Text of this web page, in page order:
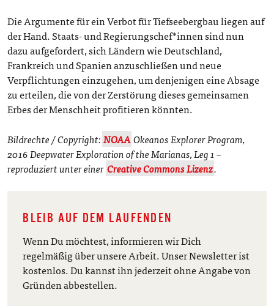
Die Argumente für ein Verbot für Tiefseebergbau liegen auf
der Hand. Staats- und Regierungschef*innen sind nun
dazu aufgefordert, sich Ländern wie Deutschland,
Frankreich und Spanien anzuschließen und neue
Verpflichtungen einzugehen, um denjenigen eine Absage
zu erteilen, die von der Zerstörung dieses gemeinsamen
Erbes der Menschheit profitieren könnten.
Bildrechte / Copyright: NOAAOkeanos Explorer Program,
2016 Deepwater Exploration of the Marianas, Leg 1 –
reproduziert unter einer Creative Commons Lizenz.
BLEIB AUF DEM LAUFENDEN
Wenn Du möchtest, informieren wir Dich
regelmäßig über unsere Arbeit. Unser Newsletter ist
kostenlos. Du kannst ihn jederzeit ohne Angabe von
Gründen abbestellen.